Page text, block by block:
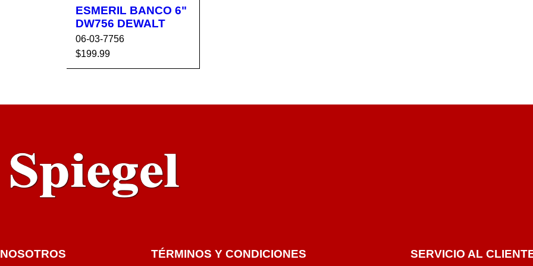
ESMERIL BANCO 6"
DW756 DEWALT
06-03-7756
$199.99
AÑADIR AL CA
VISTA
NOSOTROS TÉRMINOS Y CONDICIONES SERVICIO AL